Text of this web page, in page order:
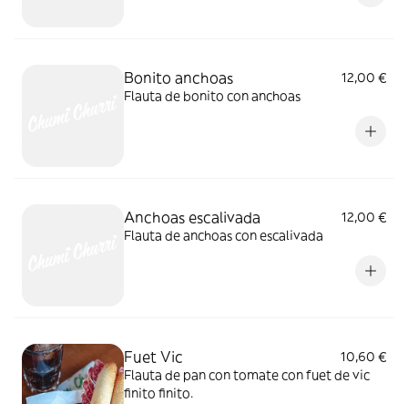
Bonito anchoas
12,00 €
Flauta de bonito con anchoas
Anchoas escalivada
12,00 €
Flauta de anchoas con escalivada
Fuet Vic
10,60 €
Flauta de pan con tomate con fuet de vic
finito finito.